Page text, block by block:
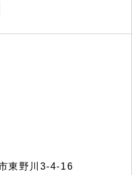
東野川3-4-16